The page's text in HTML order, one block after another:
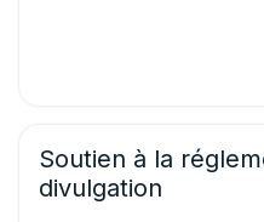
Soutien à la
divulgation